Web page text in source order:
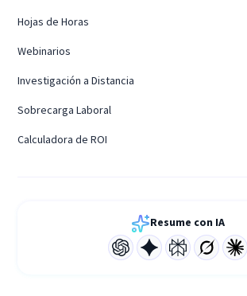
Hojas de Horas
Webinarios
Investigación a Distancia
Sobrecarga Laboral
Calculadora de ROI
Resume con IA